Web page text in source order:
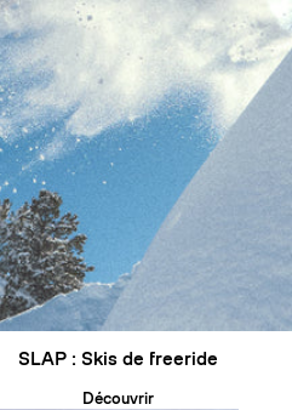
SLAP : Skis de freeride
Découvrir